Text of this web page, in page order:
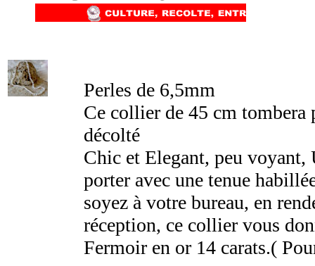
Perles de 6,5mm
Ce collier de 45 cm tombera
décolté
Chic et Elegant, peu
porter avec une tenue
soyez à votre bureau, en
réception, ce collier vous
Fermoir en or 14 carats.(